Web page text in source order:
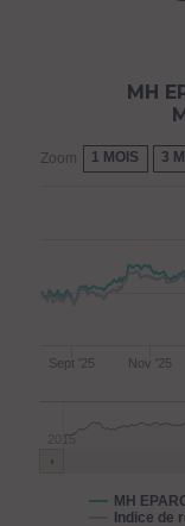
Zoom 1 MOIS 3
MH
MH
Indice de
Sept '25 Nov '25
2015